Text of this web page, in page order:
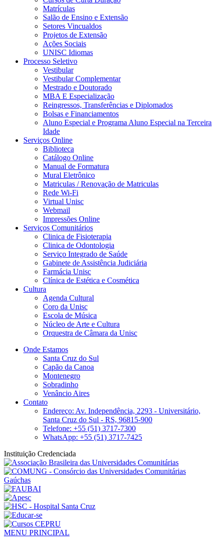
Matrículas
Salão de Ensino e Extensão
Setores Vincualdos
Projetos de Extensão
Ações Sociais
UNISC Idiomas
Processo Seletivo
Vestibular
Vestibular Complementar
Mestrado e Doutorado
MBA E Especialização
Reingressos, Transferências e Diplomados
Bolsas e Financiamentos
Aluno Especial e Programa Aluno Especial na Terceira
Idade
Serviços Online
Biblioteca
Catálogo Online
Manual de Formatura
Mural Eletrônico
Matriculas / Renovação de Matriculas
Rede Wi-Fi
Virtual Unisc
Webmail
Impressões Online
Serviços Comunitários
Clinica de Fisioterapia
Clinica de Odontologia
Serviço Integrado de Saúde
Gabinete de Assistência Judiciária
Farmácia Unisc
Clínica de Estética e Cosmética
Cultura
Agenda Cultural
Coro da Unisc
Escola de Música
Núcleo de Arte e Cultura
Orquestra de Câmara da Unisc
Onde Estamos
Santa Cruz do Sul
Capão da Canoa
Montenegro
Sobradinho
Venâncio Aires
Contato
Endereço: Av. Independência, 2293 - Universitário,
Santa Cruz do Sul - RS, 96815-900
Telefone: +55 (51) 3717-7300
WhatsApp: +55 (51) 3717-7425
Instituição Credenciada
MENU PRINCIPAL